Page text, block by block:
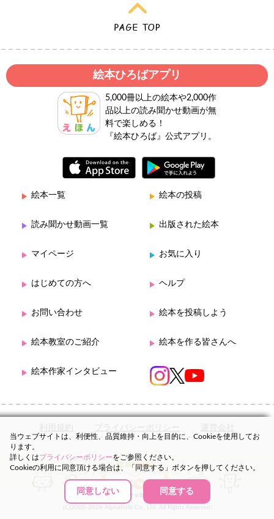
絵本ひろばアプリ
5,000冊以上の絵本や2,000作
品以上の読み聞かせ動画が無
料で楽しめる！
『絵本ひろば』公式アプリ。
絵本一覧 絵本の投稿
読み聞かせ動画一覧 出版された絵本
マイページ お気に入り
はじめての方へ ヘルプ
お問い合わせ 絵本を投稿しよう
絵本教室のご紹介 絵本を作る皆さんへ
絵本作家インタビュー
利用規約 プライバシーポリシー 運営会社
(C)2000-2026 AlphaPolis Co., Ltd. All Rights Reserved.
当ウェブサイトは、利便性、品質維持・向上を目的に、Cookieを使用してお
ります。
詳しくはプライバシーポリシーをご参照ください。
Cookieの利用に同意頂ける場合は、「同意する」ボタンを押してください。
同意しない 同意する